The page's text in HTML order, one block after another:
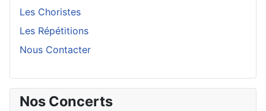
Les Choristes
Les Répétitions
Nous Contacter
Nos Concerts